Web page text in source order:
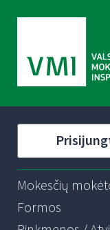
Mokesčių
Formos